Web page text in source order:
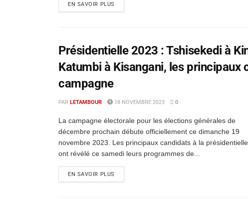
EN SAVOIR PLUS
Présidentielle 2023 : Tshisekedi à
Katumbi à Kisangani, les principaux
campagne
PAR LETAMBOUR 18 NOVEMBRE 2023 0
La campagne électorale pour les élections générales de
décembre prochain débute officiellement ce dimanche 19
novembre 2023. Les principaux candidats à la présidentielle
ont révélé ce samedi leurs programmes de...
EN SAVOIR PLUS